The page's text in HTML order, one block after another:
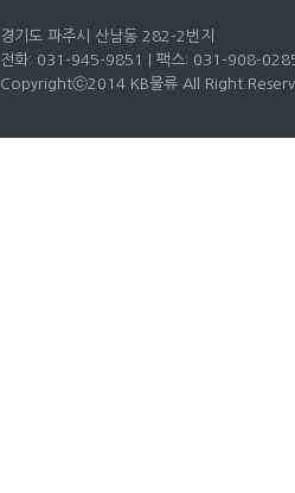
경기도 파주시 산남동 282-2번지
전화: 031-945-9851 | 팩스: 031-908-
Copyrightⓒ2014 KB물류 All Right